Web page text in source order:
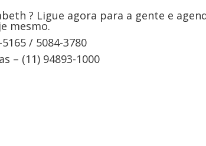
? Ligue agora para a gente e
mesmo.
/ 5084-3780
– (11) 94893-1000